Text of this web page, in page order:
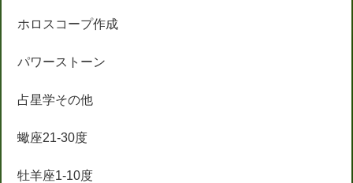
ホロスコープ作成
パワーストーン
占星学その他
蠍座21-30度
牡羊座1-10度